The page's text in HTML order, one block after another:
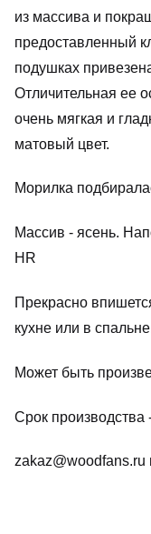
из массива и
предоставленный
подушках
Отличительная ее
очень мягкая и
матовый цвет.
Морилка
Массив - ясень.
HR
Прекрасно
кухне или в
Может быть
Срок производства
zakaz@woodfans.ru